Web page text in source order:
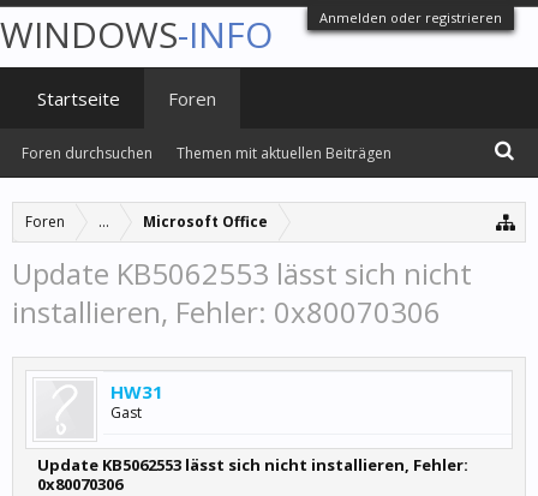
Anmelden oder registrieren
Foren ... Microsoft Office
Update KB5062553 lässt sich nicht
installieren, Fehler: 0x80070306
HW31
Gast
Update KB5062553 lässt sich nicht installieren, Fehler:
0x80070306
WINDOWS-INFO
Startseite Foren
Foren durchsuchen Themen mit aktuellen Beiträgen